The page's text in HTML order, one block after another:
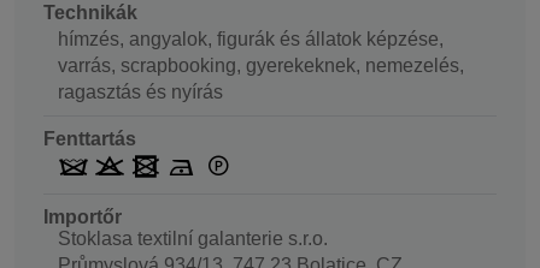
Technikák
hímzés, angyalok, figurák és állatok képzése,
varrás, scrapbooking, gyerekeknek, nemezelés,
ragasztás és nyírás
Fenttartás
Importőr
Stoklasa textilní galanterie s.r.o.